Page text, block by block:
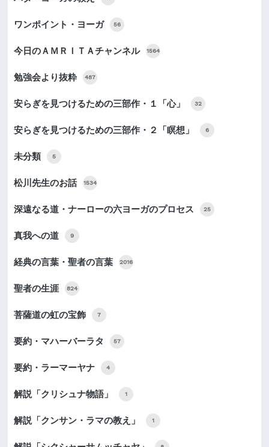
ワンポイント・ヨーガ 56
今日のＡＭＲＩＴＡチャンネル 1564
勉強会より抜粋 487
安らぎを見つけるための三部作・１「心」 32
安らぎを見つけるための三部作・２「瞑想」 6
未分類 5
松川先生のお話 1534
深遠なる道・ナーローの六ヨーガのプロセス 25
真我への道 9
経典の言葉・聖者の言葉 2016
聖者の生涯 824
菩薩道の虹の宝飾 7
要約・マハーバーラタ 57
要約・ラーマーヤナ 4
解説「クリシュナ物語」 1
解説「クンサン・ラマの教え」 1